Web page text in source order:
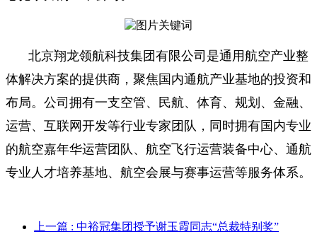
北京翔龙领航科技集团有限公司是通用航空产业整
体解决方案的提供商，聚焦国内通航产业基地的投资和
布局。公司拥有一支空管、民航、体育、规划、金融、
运营、互联网开发等行业专家团队，同时拥有国内专业
的航空嘉年华运营团队、航空飞行运营装备中心、通航
专业人才培养基地、航空会展与赛事运营等服务体系。
上一篇 : 中裕冠集团授予谢玉霞同志“总裁特别奖”